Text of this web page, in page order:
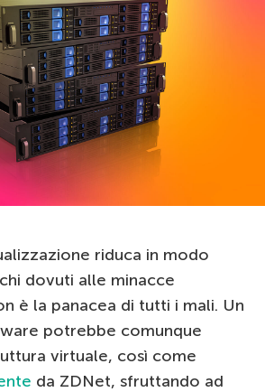
riduca in modo
dovuti alle minacce
è la panacea di tutti i mali. Un
potrebbe comunque
virtuale, così come
da ZDNet, sfruttando ad